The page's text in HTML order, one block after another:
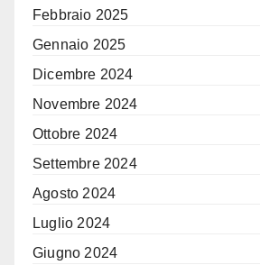
Febbraio 2025
Gennaio 2025
Dicembre 2024
Novembre 2024
Ottobre 2024
Settembre 2024
Agosto 2024
Luglio 2024
Giugno 2024